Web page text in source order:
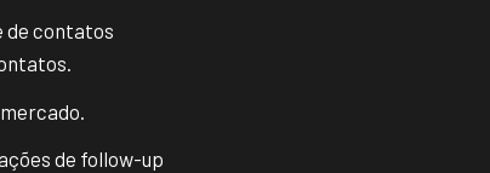
de contatos
de follow-up